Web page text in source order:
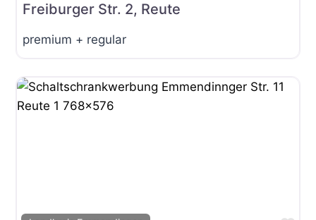
Freiburger Str. 2, Reute
premium + regular